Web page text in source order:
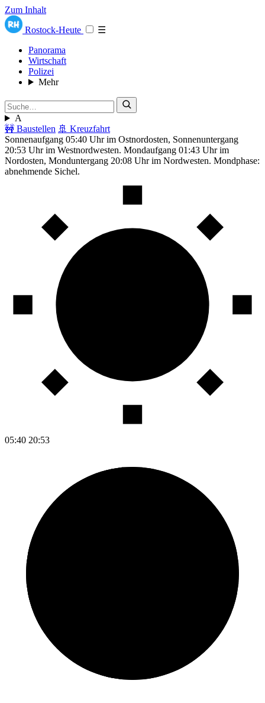
Zum Inhalt
Rostock-Heute
☰
Panorama
Wirtschaft
Polizei
Mehr
A
🚧 Baustellen 🚢 Kreuzfahrt
Sonnenaufgang 05:40 Uhr im Ostnordosten, Sonnenuntergang
20:53 Uhr im Westnordwesten. Mondaufgang 01:43 Uhr im
Nordosten, Monduntergang 20:08 Uhr im Nordwesten. Mondphase:
abnehmende Sichel.
05:40 20:53